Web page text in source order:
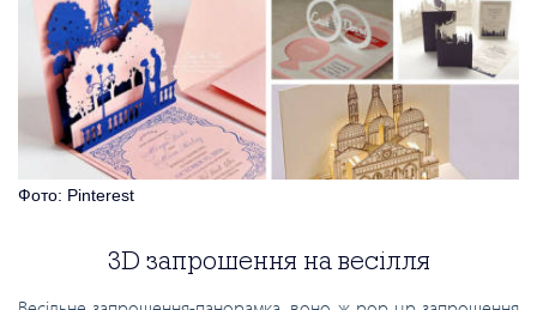
Фото: Pinterest
3D запрошення на весілля